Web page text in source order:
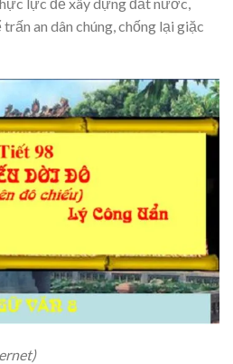
an dân chúng, chống lại giặc